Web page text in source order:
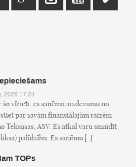
2026 17:23
vīrieti, es saņēmu aizdevumu no
par savām finansiālajām raizēm
Teksasas, ASV. Es atkal varu smaidīt
palīdzību. Es saņēmu [..]
TOPs